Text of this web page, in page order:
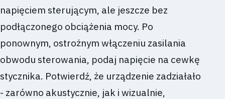
napięciem sterującym, ale jeszcze bez
podłączonego obciążenia mocy. Po
ponownym, ostrożnym włączeniu zasilania
obwodu sterowania, podaj napięcie na cewkę
stycznika. Potwierdź, że urządzenie zadziałało
- zarówno akustycznie, jak i wizualnie,